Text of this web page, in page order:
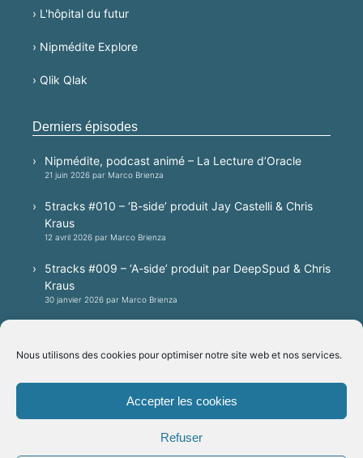
Nous utilisons des cookies pour optimiser notre site web et nos services.
Accepter les cookies
Refuser
› L'hôpital du futur
› Nipmédite Explore
› Qlik Qlak
Derniers épisodes
Nipmédite, podcast animé – La Lecture d’Oracle
21 juin 2026 par Marco Brienza
5tracks #010 – ‘B-side’ produit Jay Castelli & Chris
Kraus
12 avril 2026 par Marco Brienza
5tracks #009 – ‘A-side’ produit par DeepSpud & Chris
Kraus
30 janvier 2026 par Marco Brienza
20 janvier 2026 par Marco Brienza
Plateformes